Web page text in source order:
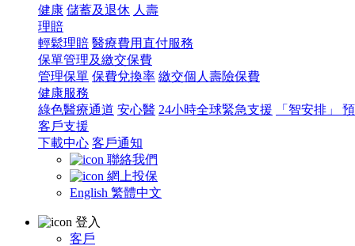
健康 儲蓄及退休 人壽
理賠
輕鬆理賠 醫療費用直付服務
保單管理及繳交保費
管理保單 保費兌換率 繳交個人壽險保費
健康服務
綠色醫療通道 安心醫 24小時全球緊急支援
「智安排」
客戶支援
下載中心 客戶通知
聯絡我們
網上投保
English 繁體中文
登入
客戶